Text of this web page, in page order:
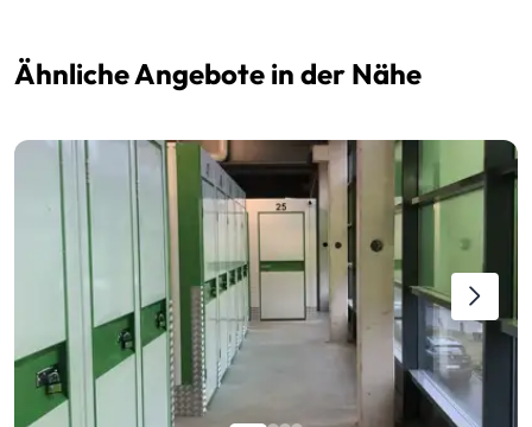
Ähnliche Angebote in der Nähe